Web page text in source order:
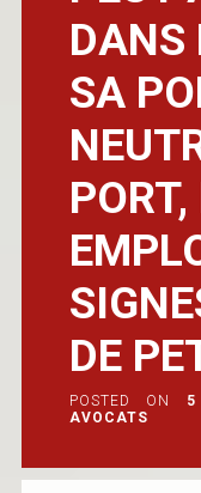
DANS
SA
DE
POSTED ON
AVOCATS